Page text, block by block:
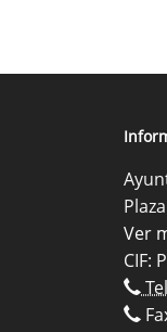
Ver
CIF: